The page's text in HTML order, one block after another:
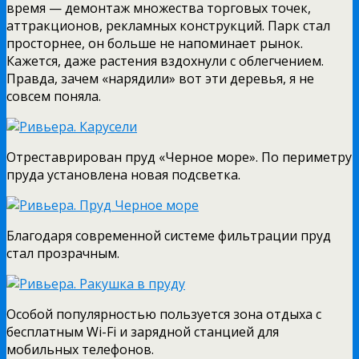
время — демонтаж множества торговых точек,
аттракционов, рекламных конструкций. Парк стал
просторнее, он больше не напоминает рынок.
Кажется, даже растения вздохнули с облегчением.
Правда, зачем «нарядили» вот эти деревья, я не
совсем поняла.
Отреставрирован пруд «Черное море». По периметру
пруда установлена новая подсветка.
Благодаря современной системе фильтрации пруд
стал прозрачным.
Особой популярностью пользуется зона отдыха с
бесплатным Wi-Fi и зарядной станцией для
мобильных телефонов.